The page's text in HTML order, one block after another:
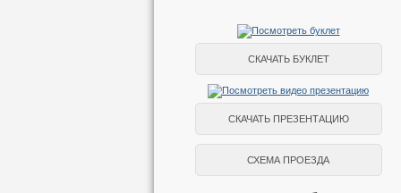
СКАЧАТЬ БУКЛЕТ
СКАЧАТЬ ПРЕЗЕНТАЦИЮ
СХЕМА ПРОЕЗДА